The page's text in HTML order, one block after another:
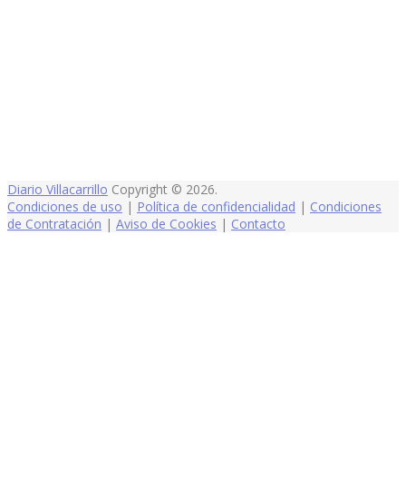
Diario Villacarrillo Copyright © 2026.
Condiciones de uso | Política de confidencialidad | Condiciones
de Contratación | Aviso de Cookies | Contacto